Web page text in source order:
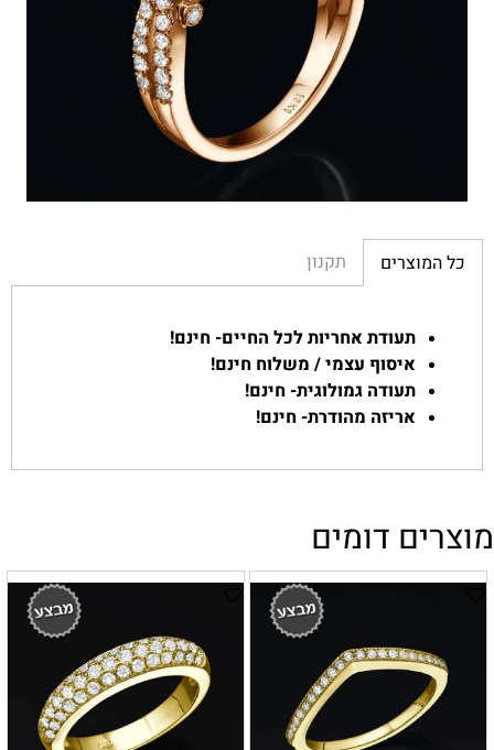
כל המוצרים תקנון
תעודת אחריות לכל החיים- חינם!
איסוף עצמי / משלוח חינם!
תעודה גמולוגית- חינם!
אריזה מהודרת- חינם!
מוצרים דומים